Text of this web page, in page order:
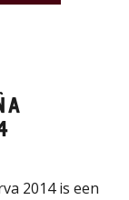
2014 is een